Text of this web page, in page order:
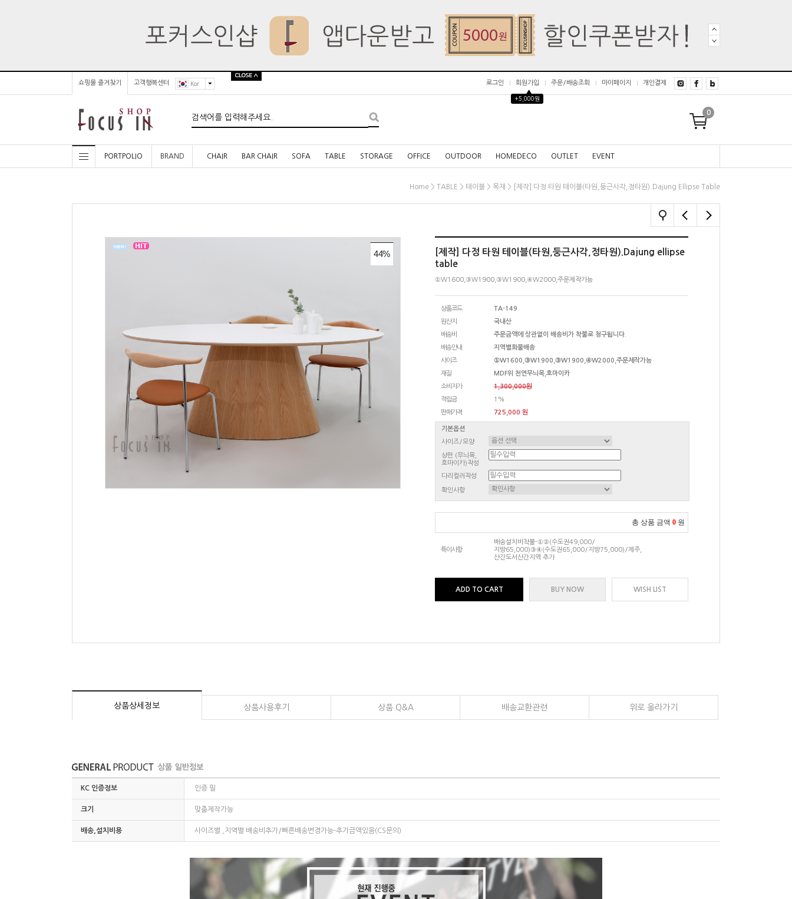
쇼핑몰 즐겨찾기 고객행복센터 Kor 로그인 회원가입
▲
+5,000원
주문/배송조회 마이페이지 개인결제
0
PORTPOLIO BRAND CHAIR BAR CHAIR SOFA TABLE STORAGE OFFICE OUTDOOR HOMEDECO OUTLET EVENT
Home > TABLE > 테이블 > 목재 > [제작] 다정 타원 테이블(타원,둥근사각,정타원).Dajung Ellipse Table
44%
[제작] 다정 타원 테이블(타원,둥근사각,정타원).Dajung ellipse
table
①W1600,③W1900,③W1900,④W2000,주문제작가능
상품코드
TA-149
원산지
국내산
배송비
주문금액에 상관없이 배송비가 착불로 청구됩니다.
배송안내
지역별화물배송
사이즈
①W1600,③W1900,③W1900,④W2000,주문제작가능
재질
MDF위 천연무늬목,호마이카
소비자가
1,300,000원
적립금
1%
판매가격
725,000 원
기본옵션
사이즈/모양
상판 (무늬목,
호마이카)작성
다리컬러작성
확인사항
총 상품 금액 0 원
특이사항
배송설치비착불-①②(수도권49,000/
지방65,000)③④(수도권65,000/지방75,000)/제주,
산간도서산간지역 추가
ADD TO CART BUY NOW WISH LIST
상품상세정보 상품사용후기 상품 Q&A 배송교환관련 위로 올라가기
KC 인증정보 인증 필
크기 맞춤제작가능
배송,설치비용 사이즈별 ,지역별 배송비추가/빠른배송변경가능-추가금액있음(CS문의)